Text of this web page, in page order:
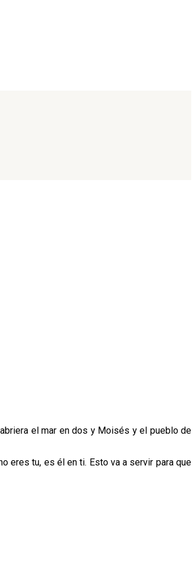
el mar en dos y Moisés y el pueblo de
eres tu, es él en ti. Esto va a servir para que